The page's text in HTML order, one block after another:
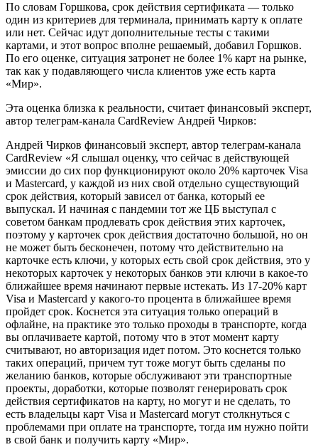
По словам Горшкова, срок действия сертификата — только
один из критериев для терминала, принимать карту к оплате
или нет. Сейчас идут дополнительные тесты с такими
картами, и этот вопрос вполне решаемый, добавил Горшков.
По его оценке, ситуация затронет не более 1% карт на рынке,
так как у подавляющего числа клиентов уже есть карта
«Мир».
Эта оценка близка к реальности, считает финансовый эксперт,
автор телеграм-канала CardReview Андрей Чирков:
Андрей Чирков финансовый эксперт, автор телеграм-канала
CardReview «Я слышал оценку, что сейчас в действующей
эмиссии до сих пор функционируют около 20% карточек Visa
и Mastercard, у каждой из них свой отдельно существующий
срок действия, который зависел от банка, который ее
выпускал. И начиная с пандемии тот же ЦБ выступал с
советом банкам продлевать срок действия этих карточек,
поэтому у карточек срок действия достаточно большой, но он
не может быть бесконечен, потому что действительно на
карточке есть ключи, у которых есть свой срок действия, это у
некоторых карточек у некоторых банков эти ключи в какое-то
ближайшее время начинают первые истекать. Из 17-20% карт
Visa и Mastercard у какого-то процента в ближайшее время
пройдет срок. Коснется эта ситуация только операций в
офлайне, на практике это только проходы в транспорте, когда
вы оплачиваете картой, потому что в этот момент карту
считывают, но авторизация идет потом. Это коснется только
таких операций, причем тут тоже могут быть сделаны по
желанию банков, которые обслуживают эти транспортные
проекты, доработки, которые позволят генерировать срок
действия сертификатов на карту, но могут и не сделать, то
есть владельцы карт Visa и Mastercard могут столкнуться с
проблемами при оплате на транспорте, тогда им нужно пойти
в свой банк и получить карту «Мир».